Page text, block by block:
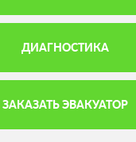
ДИАГНОСТИКА
ЗАКАЗАТЬ ЭВАКУАТОР